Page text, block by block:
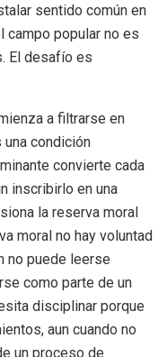
sentido común en
popular no es
El desafío es
a filtrarse en
condición
convierte cada
inscribirlo en una
la reserva moral
moral no hay voluntad
no puede leerse
como parte de un
disciplinar porque
aun cuando no
un proceso de